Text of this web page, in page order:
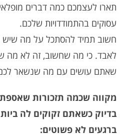
תארו לעצמכם כמה דברים
עסוקים בהתמודדויות שלכם.
חשוב תמיד להסתכל על מה
לאבד. כי מה שחשוב, זה לא מה
שאתם עושים עם מה שנשאר
מקווה שכמה תזכורות
בדיוק כשאתם זקוקים לה
ברגעים לא פשוטים: